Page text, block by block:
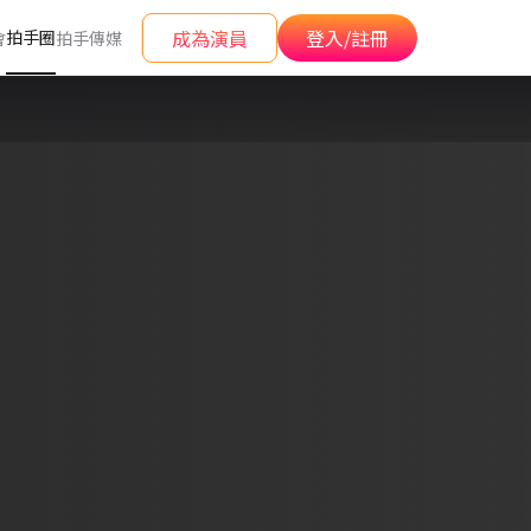
拍手圈拍手傳媒 成為演員 登入/註冊